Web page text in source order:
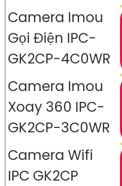
Camera Imou
Gọi Điện IPC-
GK2CP-4C0WR
Camera Imou
Xoay 360 IPC-
GK2CP-3C0WR
Camera Wifi
IPC GK2CP